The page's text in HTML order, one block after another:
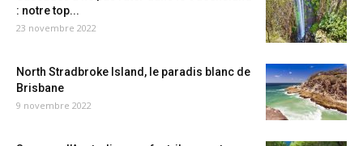
: notre top...
23 novembre 2022
North Stradbroke Island, le paradis blanc de
Brisbane
9 novembre 2022